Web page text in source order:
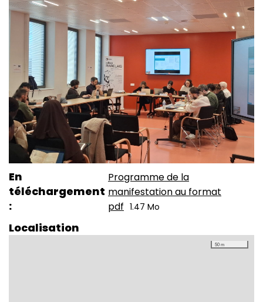
En
téléchargement
Programme de la
manifestation au format
pdf 1.47 Mo
Localisation
50 m